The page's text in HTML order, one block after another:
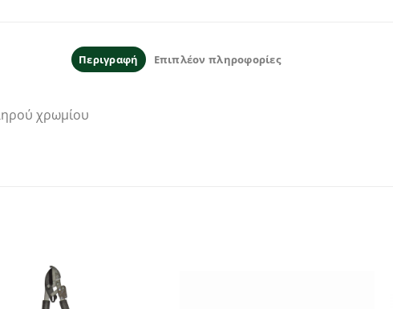
Περιγραφή Επιπλέον πληροφορίες
χρωμίου